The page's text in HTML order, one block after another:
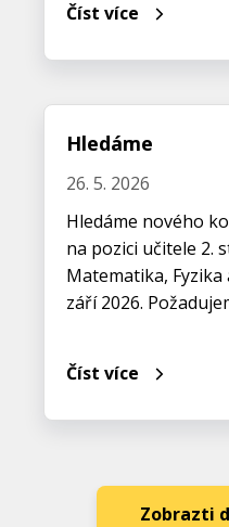
Číst více
Hledáme
26. 5. 2026
Hledáme nového
na pozici učitele 2.
Matematika,
září 2026.
Číst více
Zobrazti